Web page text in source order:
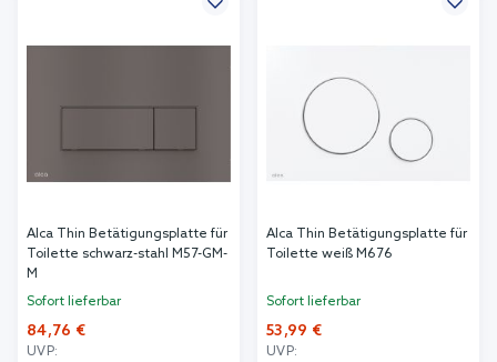
Alca Thin Betätigungsplatte für
Toilette schwarz-stahl M57-GM-
M
Sofort lieferbar
84,76 €
UVP:
Alca Thin Betätigungsplatte für
Toilette weiß M676
Sofort lieferbar
53,99 €
UVP: